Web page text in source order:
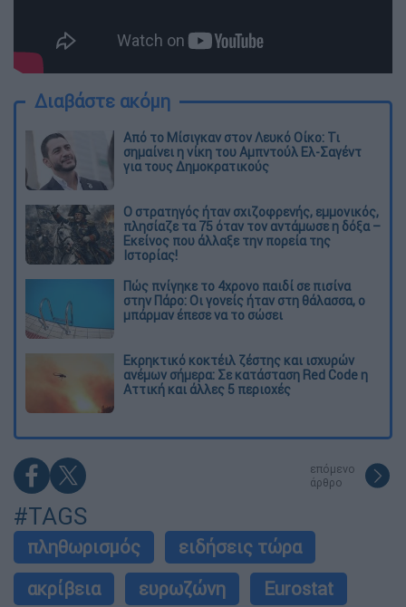
Διαβάστε ακόμη
Από το Μίσιγκαν στον Λευκό Οίκο: Τι
σημαίνει η νίκη του Αμπντούλ Ελ-Σαγέντ
για τους Δημοκρατικούς
O στρατηγός ήταν σχιζοφρενής, εμμονικός,
πλησίαζε τα 75 όταν τον αντάμωσε η δόξα –
Εκείνος που άλλαξε την πορεία της
Ιστορίας!
Πώς πνίγηκε το 4χρονο παιδί σε πισίνα
στην Πάρο: Οι γονείς ήταν στη θάλασσα, ο
μπάρμαν έπεσε να το σώσει
Εκρηκτικό κοκτέιλ ζέστης και ισχυρών
ανέμων σήμερα: Σε κατάσταση Red Code η
Αττική και άλλες 5 περιοχές
επόμενο
άρθρο
#TAGS
πληθωρισμός
ειδήσεις τώρα
ακρίβεια
ευρωζώνη Eurostat